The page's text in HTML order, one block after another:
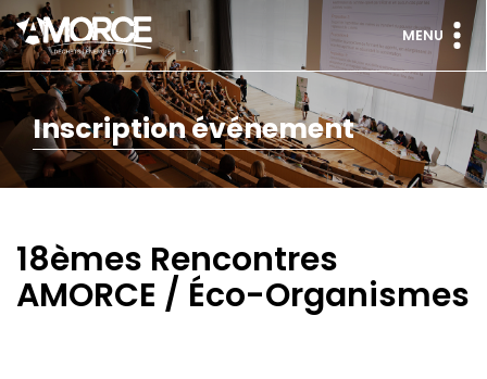
MENU
Inscription événement
18èmes Rencontres
AMORCE / Éco-Organismes